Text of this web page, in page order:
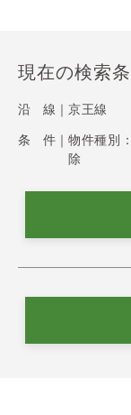
現在の検索
沿 線｜ 京王線
条 件｜ 物件種別
除